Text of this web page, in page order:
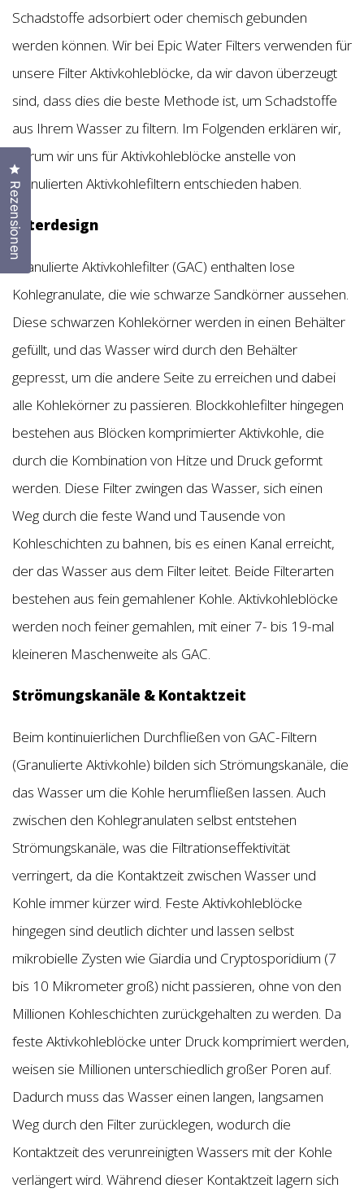
Schadstoffe adsorbiert oder chemisch gebunden
werden können. Wir bei Epic Water Filters verwenden für
unsere Filter Aktivkohleblöcke, da wir davon überzeugt
sind, dass dies die beste Methode ist, um Schadstoffe
aus Ihrem Wasser zu filtern. Im Folgenden erklären wir,
warum wir uns für Aktivkohleblöcke anstelle von
granulierten Aktivkohlefiltern entschieden haben.
Filterdesign
Granulierte Aktivkohlefilter (GAC) enthalten lose
Kohlegranulate, die wie schwarze Sandkörner aussehen.
Diese schwarzen Kohlekörner werden in einen Behälter
gefüllt, und das Wasser wird durch den Behälter
gepresst, um die andere Seite zu erreichen und dabei
alle Kohlekörner zu passieren. Blockkohlefilter hingegen
bestehen aus Blöcken komprimierter Aktivkohle, die
durch die Kombination von Hitze und Druck geformt
werden. Diese Filter zwingen das Wasser, sich einen
Weg durch die feste Wand und Tausende von
Kohleschichten zu bahnen, bis es einen Kanal erreicht,
der das Wasser aus dem Filter leitet. Beide Filterarten
bestehen aus fein gemahlener Kohle. Aktivkohleblöcke
werden noch feiner gemahlen, mit einer 7- bis 19-mal
kleineren Maschenweite als GAC.
Strömungskanäle & Kontaktzeit
Beim kontinuierlichen Durchfließen von GAC-Filtern
(Granulierte Aktivkohle) bilden sich Strömungskanäle, die
das Wasser um die Kohle herumfließen lassen. Auch
zwischen den Kohlegranulaten selbst entstehen
Strömungskanäle, was die Filtrationseffektivität
verringert, da die Kontaktzeit zwischen Wasser und
Kohle immer kürzer wird. Feste Aktivkohleblöcke
hingegen sind deutlich dichter und lassen selbst
mikrobielle Zysten wie Giardia und Cryptosporidium (7
bis 10 Mikrometer groß) nicht passieren, ohne von den
Millionen Kohleschichten zurückgehalten zu werden. Da
feste Aktivkohleblöcke unter Druck komprimiert werden,
weisen sie Millionen unterschiedlich großer Poren auf.
Dadurch muss das Wasser einen langen, langsamen
Weg durch den Filter zurücklegen, wodurch die
Kontaktzeit des verunreinigten Wassers mit der Kohle
verlängert wird. Während dieser Kontaktzeit lagern sich
Rezensionen
Klicken Sie, um den Bewertungsdialog zu öffnen